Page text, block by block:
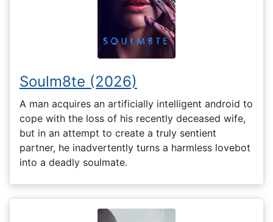
Soulm8te (2026)
A man acquires an artificially intelligent android to
cope with the loss of his recently deceased wife,
but in an attempt to create a truly sentient
partner, he inadvertently turns a harmless lovebot
into a deadly soulmate.